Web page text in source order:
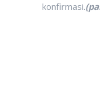
konfirmasi.